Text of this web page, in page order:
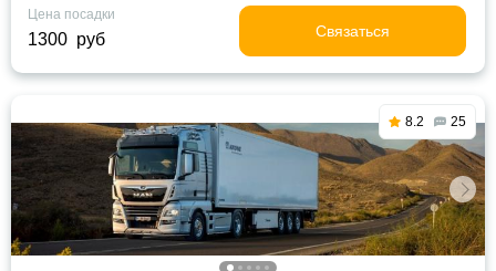
Цена посадки
1300 руб Связаться
8.2 25